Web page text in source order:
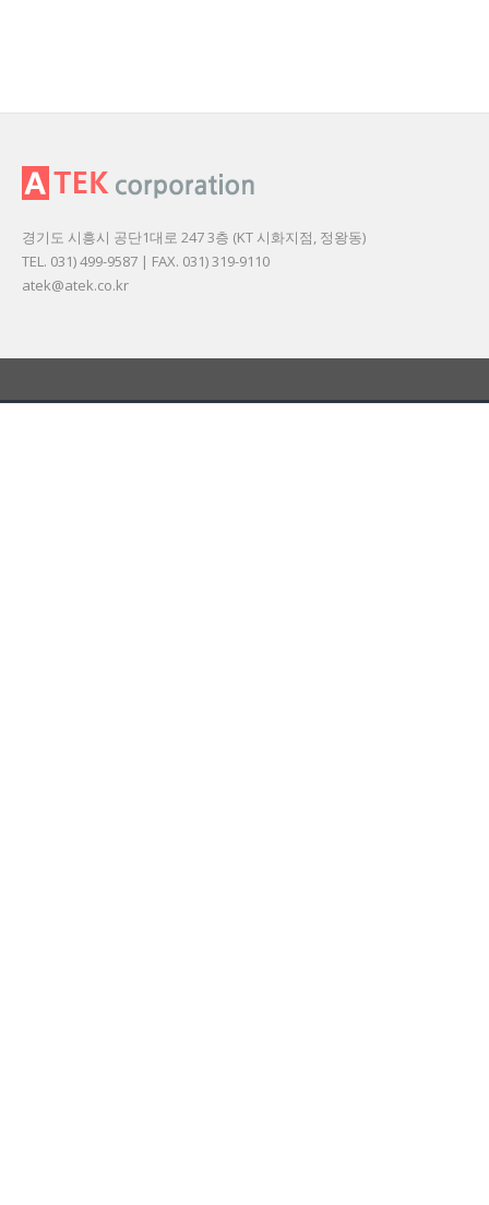
경기도 시흥시 공단1대로 247 3층 (KT 시화지점, 정왕동)
TEL. 031) 499-9587 | FAX. 031) 319-9110
atek@atek.co.kr